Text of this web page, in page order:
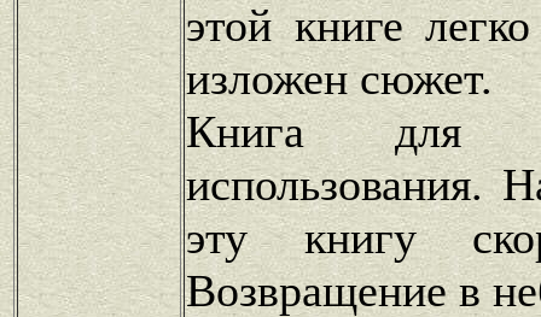
этой книге
изложен сюжет.
Книга для
использования.
эту книгу
Возвращение в